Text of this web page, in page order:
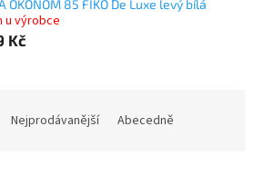
ÖKONOM 85 FIKO De Luxe levý bílá
u výrobce
Kč
Nejprodávanější Abecedně